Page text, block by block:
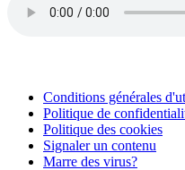
Conditions générales
Politique de
Politique des cookies
Signaler un contenu
Marre des virus?